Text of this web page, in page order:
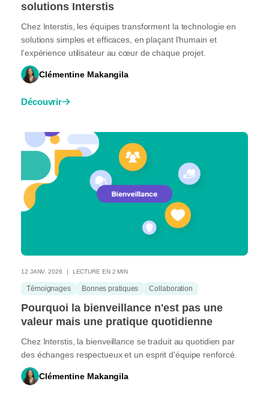
solutions Interstis
Chez Interstis, les équipes transforment la technologie en
solutions simples et efficaces, en plaçant l'humain et
l'expérience utilisateur au cœur de chaque projet.
Clémentine Makangila
Découvrir
12 JANV. 2026 LECTURE EN 2 MIN
Témoignages Bonnes pratiques Collaboration
Pourquoi la bienveillance n'est pas une
valeur mais une pratique quotidienne
Chez Interstis, la bienveillance se traduit au quotidien par
des échanges respectueux et un esprit d'équipe renforcé.
Clémentine Makangila